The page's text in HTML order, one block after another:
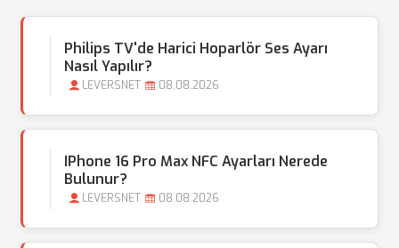
Philips TV'de Harici Hoparlör Ses Ayarı
Nasıl Yapılır?
LEVERSNET 08.08.2026
IPhone 16 Pro Max NFC Ayarları Nerede
Bulunur?
LEVERSNET 08.08.2026